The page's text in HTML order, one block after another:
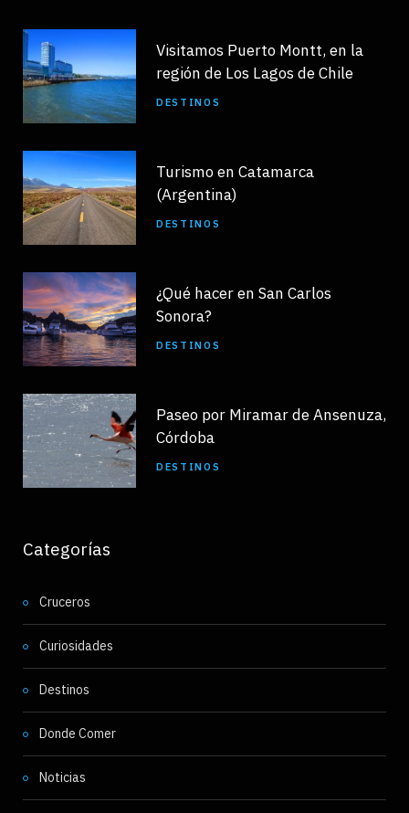
Visitamos Puerto Montt, en la
región de Los Lagos de Chile
DESTINOS
Turismo en Catamarca
(Argentina)
DESTINOS
¿Qué hacer en San Carlos
Sonora?
DESTINOS
Paseo por Miramar de Ansenuza,
Córdoba
DESTINOS
Categorías
Cruceros
Curiosidades
Destinos
Donde Comer
Noticias